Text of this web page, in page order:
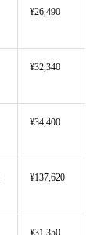
¥26,490
¥32,340
¥34,400
¥137,620